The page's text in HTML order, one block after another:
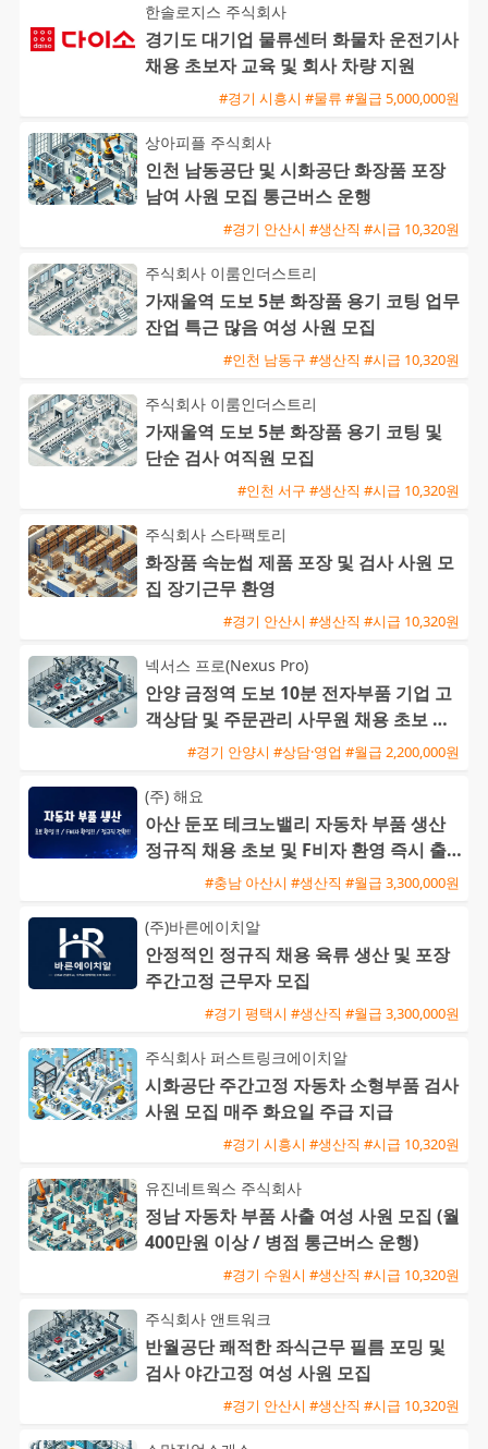
한솔로지스 주식회사
경기도 대기업 물류센터 화물차 운전기사
채용 초보자 교육 및 회사 차량 지원
#경기 시흥시 #물류 #월급 5,000,000원
상아피플 주식회사
인천 남동공단 및 시화공단 화장품 포장
남여 사원 모집 통근버스 운행
#경기 안산시 #생산직 #시급 10,320원
주식회사 이룸인더스트리
가재울역 도보 5분 화장품 용기 코팅 업무
잔업 특근 많음 여성 사원 모집
#인천 남동구 #생산직 #시급 10,320원
주식회사 이룸인더스트리
가재울역 도보 5분 화장품 용기 코팅 및
단순 검사 여직원 모집
#인천 서구 #생산직 #시급 10,320원
주식회사 스타팩토리
화장품 속눈썹 제품 포장 및 검사 사원 모
집 장기근무 환영
#경기 안산시 #생산직 #시급 10,320원
넥서스 프로(Nexus Pro)
안양 금정역 도보 10분 전자부품 기업 고
객상담 및 주문관리 사무원 채용 초보 가
#경기 안양시 #상담·영업 #월급 2,200,000원
(주) 해요
아산 둔포 테크노밸리 자동차 부품 생산
정규직 채용 초보 및 F비자 환영 즉시 출
#충남 아산시 #생산직 #월급 3,300,000원
(주)바른에이치알
안정적인 정규직 채용 육류 생산 및 포장
주간고정 근무자 모집
#경기 평택시 #생산직 #월급 3,300,000원
주식회사 퍼스트링크에이치알
시화공단 주간고정 자동차 소형부품 검사
사원 모집 매주 화요일 주급 지급
#경기 시흥시 #생산직 #시급 10,320원
유진네트웍스 주식회사
정남 자동차 부품 사출 여성 사원 모집 (월
400만원 이상 / 병점 통근버스 운행)
#경기 수원시 #생산직 #시급 10,320원
주식회사 앤트워크
반월공단 쾌적한 좌식근무 필름 포밍 및
검사 야간고정 여성 사원 모집
#경기 안산시 #생산직 #시급 10,320원